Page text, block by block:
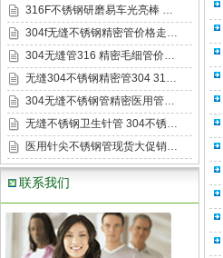
316F不锈钢研磨易车光亮棒 …
304f无缝不锈钢精密管价格走…
304无缝管316 精密毛细管价…
无缝304不锈钢精密管304 31…
304无缝不锈钢管精密医用管…
无缝不锈钢卫生针管 304不锈…
医用针尖不锈钢管现货大促销…
联系我们